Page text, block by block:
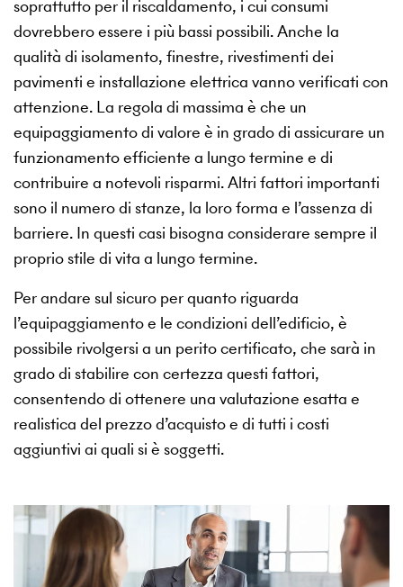
soprattutto per il riscaldamento, i cui consumi
dovrebbero essere i più bassi possibili. Anche la
qualità di isolamento, finestre, rivestimenti dei
pavimenti e installazione elettrica vanno verificati con
attenzione. La regola di massima è che un
equipaggiamento di valore è in grado di assicurare un
funzionamento efficiente a lungo termine e di
contribuire a notevoli risparmi. Altri fattori importanti
sono il numero di stanze, la loro forma e l’assenza di
barriere. In questi casi bisogna considerare sempre il
proprio stile di vita a lungo termine.
Per andare sul sicuro per quanto riguarda
l’equipaggiamento e le condizioni dell’edificio, è
possibile rivolgersi a un perito certificato, che sarà in
grado di stabilire con certezza questi fattori,
consentendo di ottenere una valutazione esatta e
realistica del prezzo d’acquisto e di tutti i costi
aggiuntivi ai quali si è soggetti.